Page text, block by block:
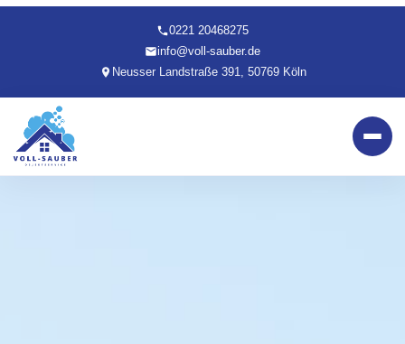
0221 20468275
info@voll-sauber.de
Neusser Landstraße 391, 50769 Köln